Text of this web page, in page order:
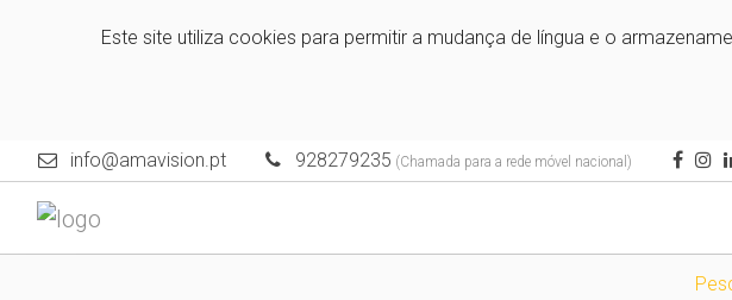
Este site utiliza cookies para permitir a mudança de língua e o
info@amavision.pt 928279235 (Chamada para a rede móvel nacional)